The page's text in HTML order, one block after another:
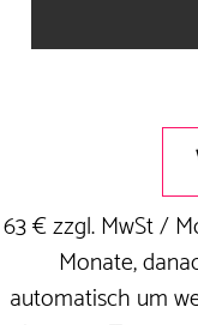
63 € zzgl. MwSt /
Monate,
automatisch um